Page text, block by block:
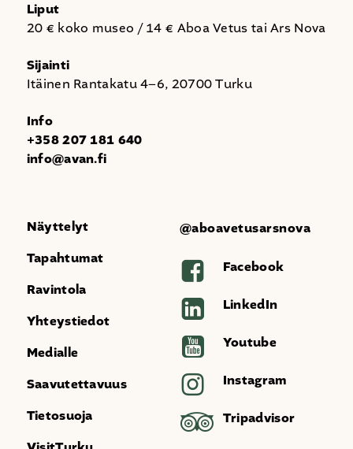
Liput
20 € koko museo / 14 € Aboa Vetus tai Ars Nova
Sijainti
Itäinen Rantakatu 4–6, 20700 Turku
Info
+358 207 181 640
info@avan.fi
Näyttelyt
Tapahtumat
Ravintola
Yhteystiedot
Medialle
Saavutettavuus
Tietosuoja
@aboavetusarsnova
Facebook
LinkedIn
Youtube
Instagram
Tripadvisor